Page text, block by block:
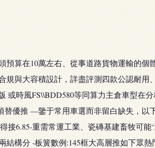
算在10萬左右、從事道路貨物運輸的
與大容積設計，詳盡評測四款公認耐用
或時風FS\\BDD580等同算力主倉車型在
優推 —鑒于常用車選而非留白缺失，以
6.85-重需常運工業、瓷磚基建畜牧可
構分 -板簧數例:145框大高層推如下眾